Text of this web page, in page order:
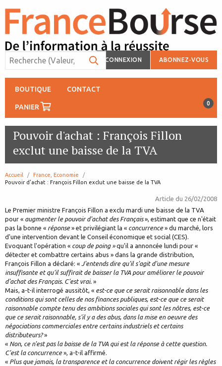
CONNEXION ABONNEZ-VOUS
BOUTIQUE CONTACT
PANIER 0
Pouvoir d'achat : François Fillon
exclut une baisse de la TVA
Accueil
France, Economie
page:
Pouvoir d'achat : François Fillon exclut une baisse de la TVA
Article du 26/02/2008
Le Premier ministre François Fillon a exclu mardi une baisse de la TVA
pour « augmenter le pouvoir d'achat des Français», estimant que ce n'était
pas la bonne « réponse» et privilégiant la « concurrence» du marché, lors
d'une intervention devant le Conseil économique et social (CES).
Evoquant l'opération « coup de poing »qu'il a annoncée lundi pour «
détecter et combattre certains abus » dans la grande distribution,
François Fillon a déclaré: « J'entends dire qu'il s'agit d'une mesure
insuffisante et qu'il suffirait de baisser la TVA pour améliorer le pouvoir
d'achat des Français. C'est vrai. »
Mais, a-t-il interrogé aussitôt, « est-ce que ce serait raisonnable dans les
conditions qui sont celles de nos finances publiques, est-ce que ce serait
raisonnable compte tenu des ambitions sociales qui sont les nôtres, est-ce
que ce serait raisonnable, s'il y a des abus, dans la mise en oeuvre des
négociations commerciales entre certains industriels et certains
distributeurs?»
« Non, ce n'est pas la baisse de la TVA qui est la réponse à cette question.
C'est la concurrence», a-t-il affirmé.
« Plus que jamais, la transparence et la concurrence doivent régir les règles